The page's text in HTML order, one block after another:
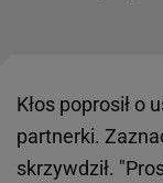
Kłos poprosił o
partnerki.
skrzywdził.